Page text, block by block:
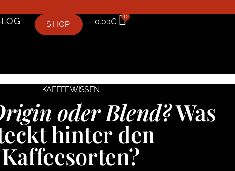
SHOP 0,00€
0
KAFFEEWISSEN
oder Blend?Was
hinter den
Kaffeesorten?